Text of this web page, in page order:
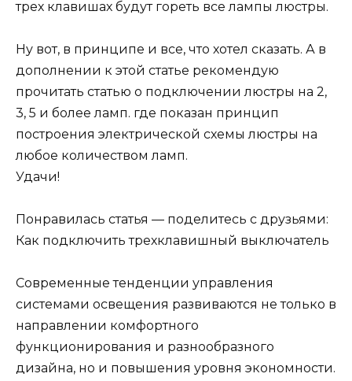
трех клавишах будут гореть все лампы люстры.
Ну вот, в принципе и все, что хотел сказать. А в
дополнении к этой статье рекомендую
прочитать статью о подключении люстры на 2,
3, 5 и более ламп. где показан принцип
построения электрической схемы люстры на
любое количеством ламп.
Удачи!
Понравилась статья — поделитесь с друзьями:
Как подключить трехклавишный выключатель
Современные тенденции управления
системами освещения развиваются не только в
направлении комфортного
функционирования и разнообразного
дизайна, но и повышения уровня экономности.